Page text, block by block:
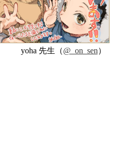
yoha 先生（@_on_sen）